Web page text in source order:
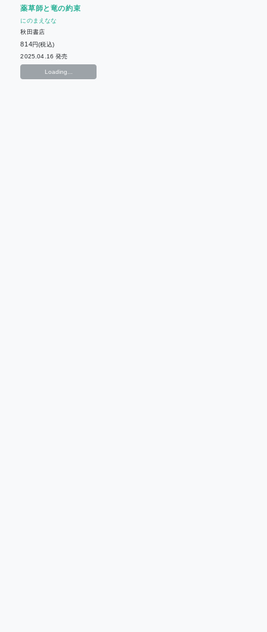
薬草師と竜の約束
にのまえなな
秋田書店
814円(税込)
2025.04.16 発売
Loading...